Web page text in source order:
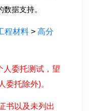
据支持。
程材料 > 高分
人委托测试，望
委托除外)。
书以及未列出